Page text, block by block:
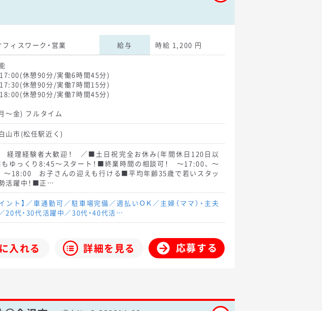
フィスワーク・営業 給与 時給 1,200 円
休憩90分/実働6時間45分)
休憩90分/実働7時間15分)
休憩90分/実働7時間45分)
～金) フルタイム
山市(松任駅近く)
経験者大歓迎！ ／■土日祝完全お休み(年間休日120日以
ゆっくり8:45～スタート！■終業時間の相談可！ ～17:00、～
～18:00 お子さんの迎えも行ける■平均年齢35歳で若いスタッ
活躍中！■正…
ント】／車通勤可／駐車場完備／週払いＯＫ／主婦（ママ）・主夫
20代・30代活躍中／30代・40代活…
入れる 詳細を見る 応募する